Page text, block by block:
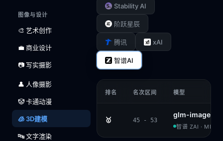
图像与设计
🎨 艺术创作
💼 商业设计
📷 写实摄影
👤 人像摄影
🤡 卡通动漫
🧊 3D建模
🔤 文字渲染
Stability AI
阶跃星辰
腾讯 xAI
智谱AI
排名 名次区间 模型
🥇 45 - 53
glm-image
智谱 ZAI · MIT